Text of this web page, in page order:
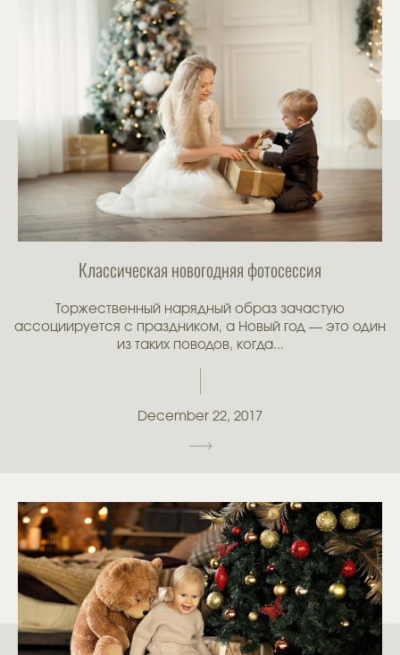
Классическая новогодняя фотосессия
Торжественный нарядный образ зачастую
ассоциируется с праздником, а Новый год — это один
из таких поводов, когда...
December 22, 2017